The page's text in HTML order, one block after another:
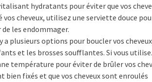
hydratants pour éviter que vos
cheveux, utilisez une serviette douce
les endommager.
plusieurs options pour boucler vos
et les brosses soufflantes. Si vous
température pour éviter de brûler vos
bien fixés et que vos cheveux sont enroulés